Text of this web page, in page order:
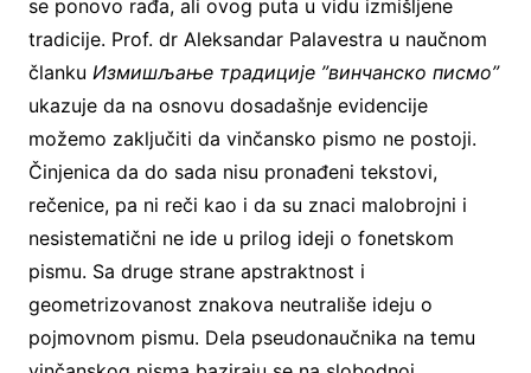
se ponovo rađa, ali ovog puta u vidu izmišljene
tradicije. Prof. dr Aleksandar Palavestra u naučnom
članku Измишљање традиције ”винчанско писмо”
ukazuje da na osnovu dosadašnje evidencije
možemo zaključiti da vinčansko pismo ne postoji.
Činjenica da do sada nisu pronađeni tekstovi,
rečenice, pa ni reči kao i da su znaci malobrojni i
nesistematični ne ide u prilog ideji o fonetskom
pismu. Sa druge strane apstraktnost i
geometrizovanost znakova neutrališe ideju o
pojmovnom pismu. Dela pseudonaučnika na temu